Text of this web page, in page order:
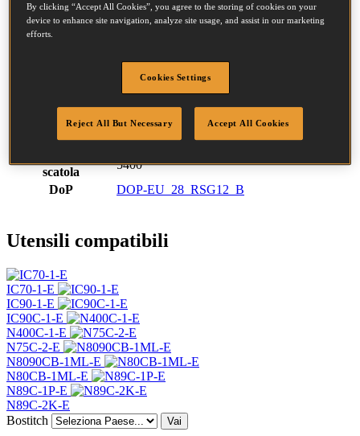
Codice SKU
F280S65-TORX-GY
Lunghezza
65 mm
Profilo
Semplice
Finitura
G8
scatola
5400
DoP
DOP-EU_28_RSG12_B
Utensili compatibili
IC70-1-E
IC90-1-E
IC90C-1-E
N400C-1-E
N75C-2-E
N8090CB-1ML-E
N80CB-1ML-E
N89C-1P-E
N89C-2K-E
Bostitch
Vai
By clicking “Accept All Cookies”, you agree to the storing of cookies on your
device to enhance site navigation, analyze site usage, and assist in our marketing
efforts.
Cookies Settings
Reject All But Necessary Accept All Cookies